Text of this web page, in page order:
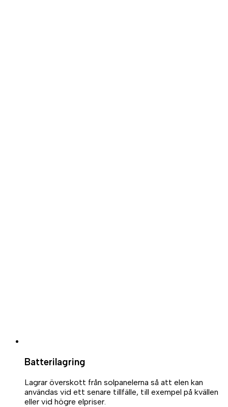
Batterilagring
Lagrar överskott från solpanelerna så att elen kan
användas vid ett senare tillfälle, till exempel på kvällen
eller vid högre elpriser.